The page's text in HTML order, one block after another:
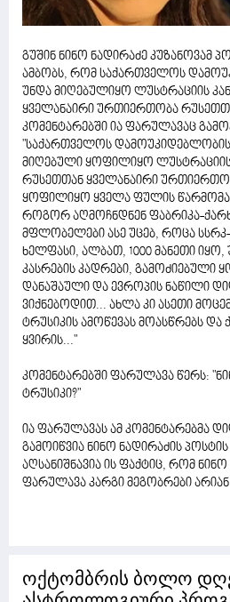
გუშინ ნინო ნადირაძე კუზანოვამ
ამბობს, რომ საქართველოს
უნდა მიღებულიყო ლუსტრაციის
ყველანაირი ურთიერთობა
კომენტარებში ია ფარულავაც
"საქართველოს დამოუკიდებლობის
მიღებული ყოფილიყო ლუსტრაციის
რუსეთთან ყველანაირი
ყოფილიყო ყველა ფულის
როგორ აღმოჩნდნენ ფაბრიკა-
მფლობელები ასე უცებ, როცა სსრკ-
ხელფასი, ალბათ, 1000 მანეთი
კასრების კადრები, გამოძიებული
დანაშაული და ევროპის ნაწილი
ვიქნებოდით... ახლა კი ასეთი
ტრუსიკის ამოწევას მოასწრებს
ყვირის..."
კომენტარებში ფარულავა წერს:
ტრუსიკი?"
ია ფარულავას ამ კომენტარებმა
გამოიწვია ნინო ნადირაძის
აღსანიშნავია ის ფაქტიც, რომ
ფარულავა კარგი მეგობრები
ოქტომბრის ბოლო დღე